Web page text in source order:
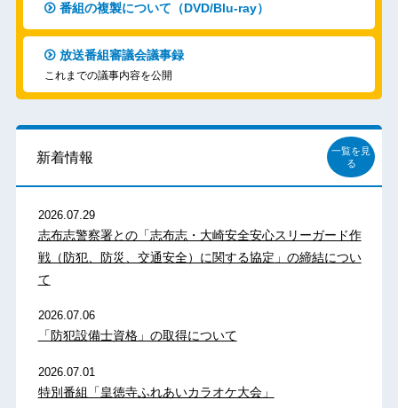
番組の複製について（DVD/Blu-ray）
放送番組審議会議事録
これまでの議事内容を公開
新着情報
一覧を見
る
2026.07.29
志布志警察署との「志布志・大崎安全安心スリーガード作
戦（防犯、防災、交通安全）に関する協定」の締結につい
て
2026.07.06
「防犯設備士資格」の取得について
2026.07.01
特別番組「皇徳寺ふれあいカラオケ大会」